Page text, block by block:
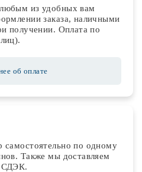
из удобных вам
заказа, наличными
получении. Оплата по
об оплате
самостоятельно по одному
Также мы доставляем
СДЭК.